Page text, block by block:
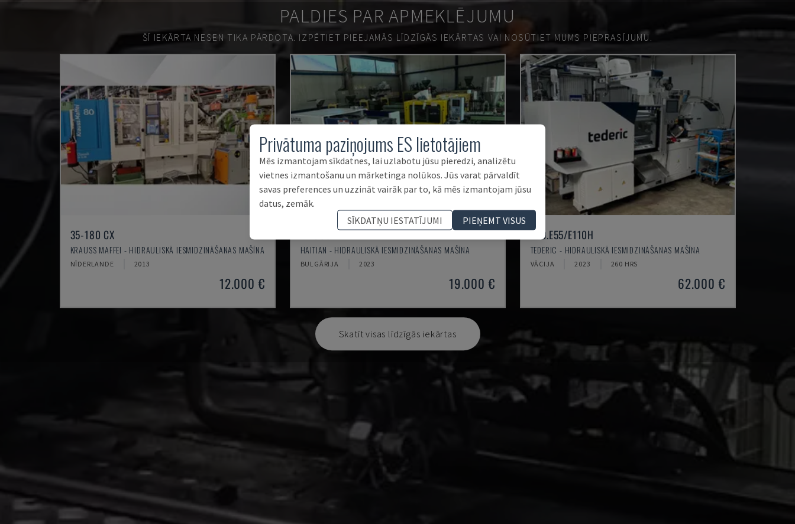
PALDIES PAR APMEKLĒJUMU
ŠĪ IEKĀRTA NESEN TIKA PĀRDOTA. IZPĒTIET PIEEJAMĀS LĪDZĪGĀS IEKĀRTAS VAI NOSŪTIET MUMS PIEPRASĪJUMU.
35-180 CX
KRAUSS MAFFEI - HIDRAULISKĀ IESMIDZINĀŠANAS MAŠĪNA
NĪDERLANDE 2013
12.000 €
HAITIAN - HIDRAULISKĀ IESMIDZINĀŠANAS MAŠĪNA
BULGĀRIJA 2023
19.000 €
NEO.E55/E110H
TEDERIC - HIDRAULISKĀ IESMIDZINĀŠANAS MAŠĪNA
VĀCIJA 2023 260 HRS
62.000 €
Skatīt visas līdzīgās iekārtas
Privātuma paziņojums ES lietotājiem
Mēs izmantojam sīkdatnes, lai uzlabotu jūsu pieredzi, analizētu
vietnes izmantošanu un mārketinga nolūkos. Jūs varat pārvaldīt
savas preferences un uzzināt vairāk par to, kā mēs izmantojam jūsu
datus, zemāk.
SĪKDATŅU IESTATĪJUMI
PIEŅEMT VISUS